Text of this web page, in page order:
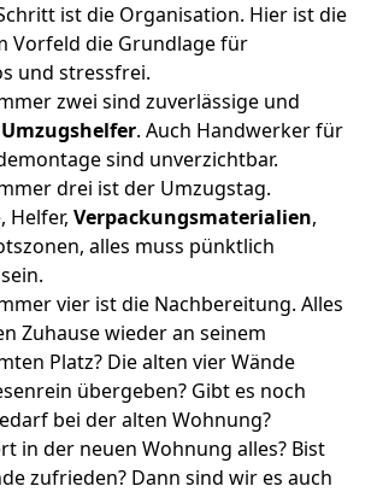
ist die Organisation. Hier ist die
Vorfeld die Grundlage für
und stressfrei.
zwei sind zuverlässige und
Umzugshelfer. Auch Handwerker für
sind unverzichtbar.
drei ist der Umzugstag.
Helfer, Verpackungsmaterialien,
alles muss pünktlich
vier ist die Nachbereitung. Alles
Zuhause wieder an seinem
Platz? Die alten vier Wände
übergeben? Gibt es noch
bei der alten Wohnung?
in der neuen Wohnung alles? Bist
zufrieden? Dann sind wir es auch